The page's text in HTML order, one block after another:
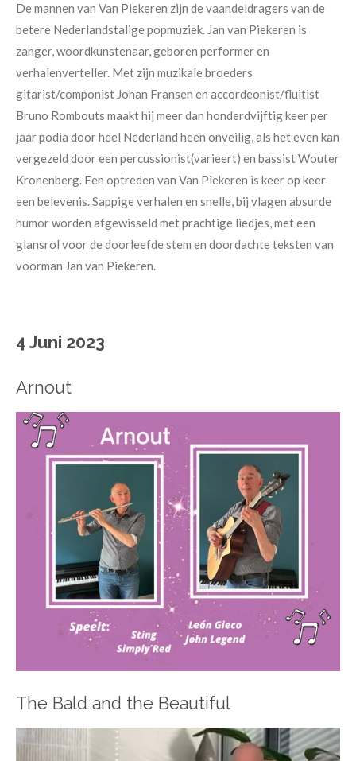
De mannen van Van Piekeren zijn de vaandeldragers van de
betere Nederlandstalige popmuziek. Jan van Piekeren is
zanger, woordkunstenaar, geboren performer en
verhalenverteller. Met zijn muzikale broeders
gitarist/componist Johan Fransen en accordeonist/fluitist
Bruno Rombouts maakt hij meer dan honderdvijftig keer per
jaar podia door heel Nederland heen onveilig, als het even kan
vergezeld door een percussionist(varieert) en bassist Wouter
Kronenberg. Een optreden van Van Piekeren is keer op keer
een belevenis. Sappige verhalen en snelle, bij vlagen absurde
humor worden afgewisseld met prachtige liedjes, met een
glansrol voor de doorleefde stem en doordachte teksten van
voorman Jan van Piekeren.
4 Juni 2023
Arnout
The Bald and the Beautiful